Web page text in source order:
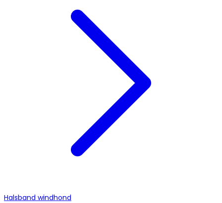
Halsband windhond